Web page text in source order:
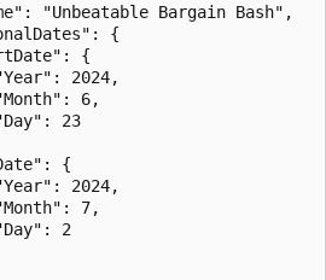
"Unbeatable Bargain Bash",
{
{
2024,
6,
23
{
2024,
7,
2